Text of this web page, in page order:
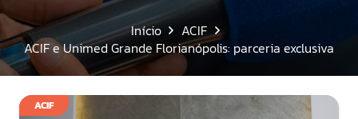
Início
ACIF
ACIF e Unimed Grande Florianópolis: parceria exclusiva
ACIF